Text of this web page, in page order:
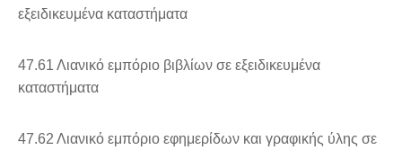
εξειδικευμένα καταστήματα
47.61 Λιανικό εμπόριο βιβλίων σε εξειδικευμένα
καταστήματα
47.62 Λιανικό εμπόριο εφημερίδων και γραφικής ύλης σε